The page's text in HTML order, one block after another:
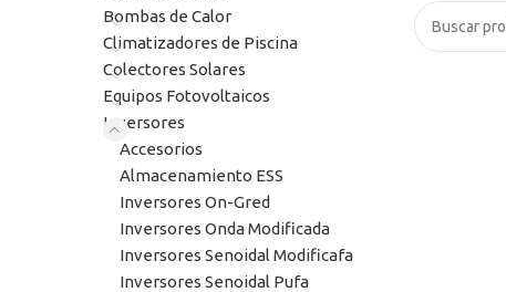
Bombas de Calor
Climatizadores de Piscina
Colectores Solares
Equipos Fotovoltaicos
Inversores
Accesorios
Almacenamiento ESS
Inversores On-Gred
Inversores Onda Modificada
Inversores Senoidal Modificafa
Inversores Senoidal Pufa